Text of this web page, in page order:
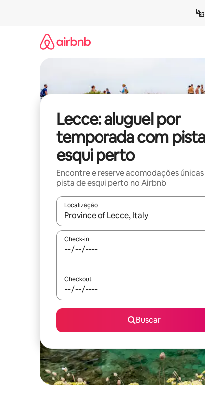
Lecce: aluguel por
temporada com
esqui perto
Encontre e reserve acomodações
pista de esqui perto no Airbnb
Localização
Quando os resultados estiverem
Check-in
Checkout
Buscar